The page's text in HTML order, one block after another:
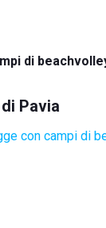
di
Pavia
con campi di